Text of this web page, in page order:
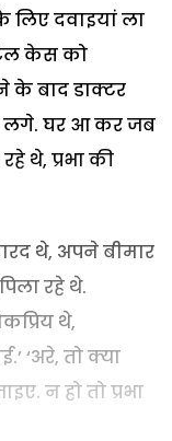
लिए दवाइयां ला
केस को
के बाद डाक्टर
लगे. घर आ कर जब
थे, प्रभा की
थे, अपने बीमार
रहे थे.
थे,
‘अरे, तो क्या
न हो तो प्रभा